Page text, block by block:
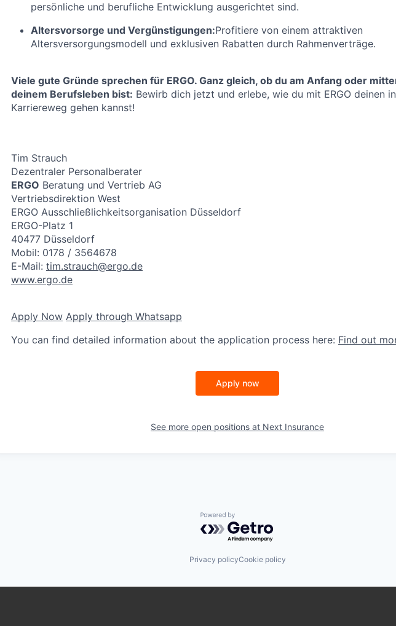
persönliche und berufliche Entwicklung ausgerichtet sind.
Altersvorsorge und Vergünstigungen:Profitiere von einem attraktiven
Altersversorgungsmodell und exklusiven Rabatten durch Rahmenverträge.
Viele gute Gründe sprechen für ERGO. Ganz gleich, ob du am Anfang oder
deinem Berufsleben bist: Bewirb dich jetzt und erlebe, wie du mit ERGO deinen
Karriereweg gehen kannst!
Tim Strauch
Dezentraler Personalberater
ERGO Beratung und Vertrieb AG
Vertriebsdirektion West
ERGO Ausschließlichkeitsorganisation Düsseldorf
ERGO-Platz 1
40477 Düsseldorf
Mobil: 0178 / 3564678
E-Mail: tim.strauch@ergo.de
www.ergo.de
Apply Now Apply through Whatsapp
You can find detailed information about the application process here: Find out
Apply now
See more open positions at Next Insurance
Powered by Getro.com
Privacy policyCookie policy